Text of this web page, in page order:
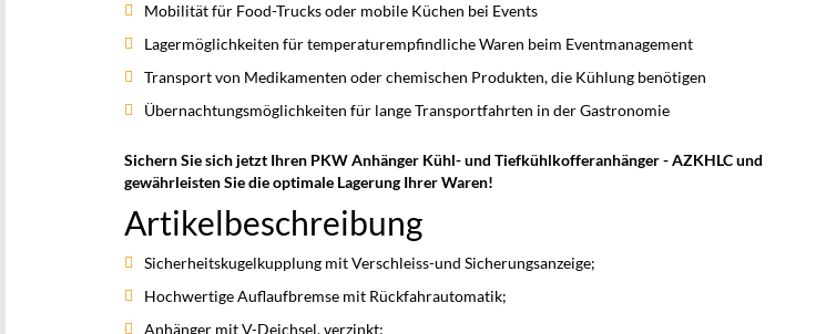
Mobilität für Food-Trucks oder mobile Küchen bei Events
Lagermöglichkeiten für temperaturempfindliche Waren beim Eventmanagement
Transport von Medikamenten oder chemischen Produkten, die Kühlung benötigen
Übernachtungsmöglichkeiten für lange Transportfahrten in der Gastronomie
Sichern Sie sich jetzt Ihren PKW Anhänger Kühl- und Tiefkühlkofferanhänger - AZKHLC und
gewährleisten Sie die optimale Lagerung Ihrer Waren!
Artikelbeschreibung
Sicherheitskugelkupplung mit Verschleiss-und Sicherungsanzeige;
Hochwertige Auflaufbremse mit Rückfahrautomatik;
Anhänger mit V-Deichsel, verzinkt;